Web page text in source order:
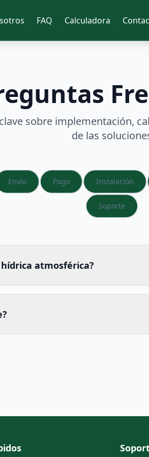
FAQ Calculadora
sobre implementación,
de las
Envío Pago Instalación
Soporte
atmosférica?